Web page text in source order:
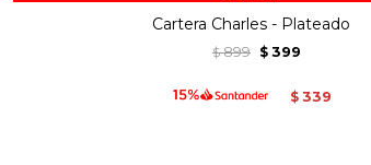
Cartera Charles - Plateado
$ 899 $ 399
$ 339